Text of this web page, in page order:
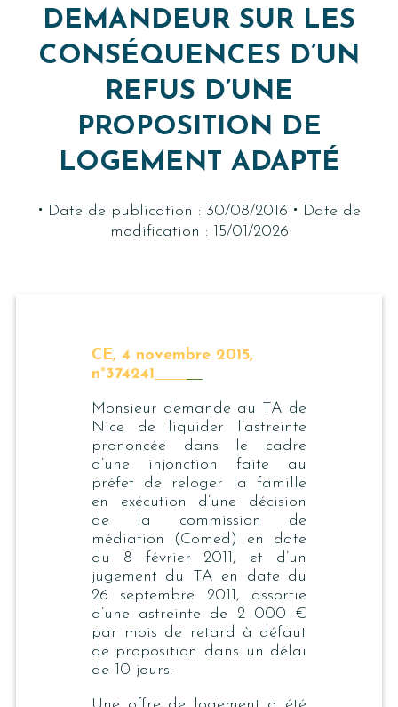
DEMANDEUR SUR LES
CONSÉQUENCES D’UN
REFUS D’UNE
PROPOSITION DE
LOGEMENT ADAPTÉ
· Date de publication : 30/08/2016 · Date de
modification : 15/01/2026
CE, 4 novembre 2015,
n°374241
Monsieur demande au TA de
Nice de liquider l’astreinte
prononcée dans le cadre
d’une injonction faite au
préfet de reloger la famille
en exécution d’une décision
de la commission de
médiation (Comed) en date
du 8 février 2011, et d’un
jugement du TA en date du
26 septembre 2011, assortie
d’une astreinte de 2 000 €
par mois de retard à défaut
de proposition dans un délai
de 10 jours.